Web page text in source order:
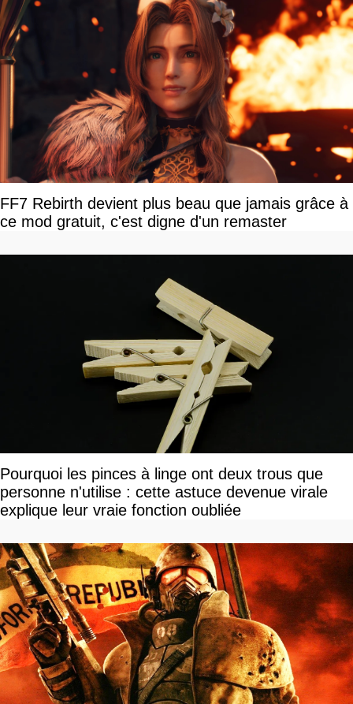
FF7 Rebirth devient plus beau que jamais grâce à
ce mod gratuit, c'est digne d'un remaster
Pourquoi les pinces à linge ont deux trous que
personne n'utilise : cette astuce devenue virale
explique leur vraie fonction oubliée